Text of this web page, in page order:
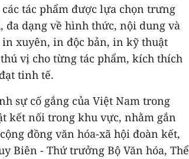
tác phẩm được lựa chọn trưng
dạng về hình thức, nội dung và
xuyên, in độc bản, in kỹ thuật
vị cho từng tác phẩm, kích thích
tinh tế.
sự cố gắng của Việt Nam trong
kết nối trong khu vực, nhằm gắn
đồng văn hóa-xã hội đoàn kết,
Biên - Thứ trưởng Bộ Văn hóa, Thể